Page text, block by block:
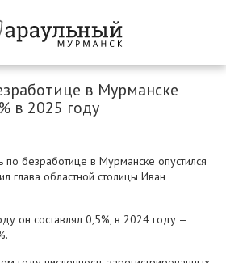
в Мурманске
в 2025 году
по безработице в Мурманске опустился
глава областной столицы Иван
он составлял 0,5%, в 2024 году —